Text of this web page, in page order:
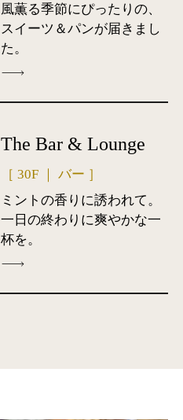
風薫る季節にぴったりの、
スイーツ＆パンが届きまし
た。
The Bar & Lounge
［ 30F ｜ バー ］
ミントの香りに誘われて。
一日の終わりに爽やかな一
杯を。